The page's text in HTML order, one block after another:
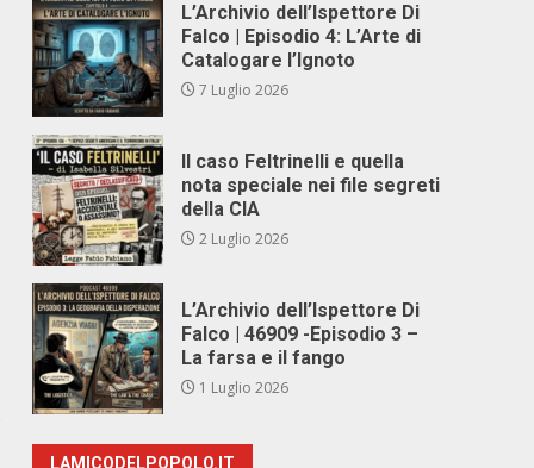
L’Archivio dell’Ispettore Di
Falco | Episodio 4: L’Arte di
Catalogare l’Ignoto
7 Luglio 2026
Il caso Feltrinelli e quella
nota speciale nei file segreti
della CIA
2 Luglio 2026
L’Archivio dell’Ispettore Di
Falco | 46909 -Episodio 3 –
La farsa e il fango
1 Luglio 2026
LAMICODELPOPOLO.IT